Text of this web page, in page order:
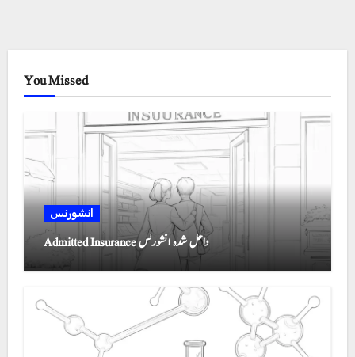
You Missed
انشورنس
Admitted Insurance داخل شدہ انشورنس